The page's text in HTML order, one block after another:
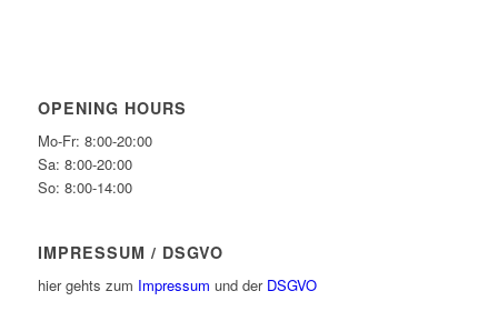
OPENING HOURS
Mo-Fr: 8:00-20:00
Sa: 8:00-20:00
So: 8:00-14:00
IMPRESSUM / DSGVO
hier gehts zum Impressum und der DSGVO